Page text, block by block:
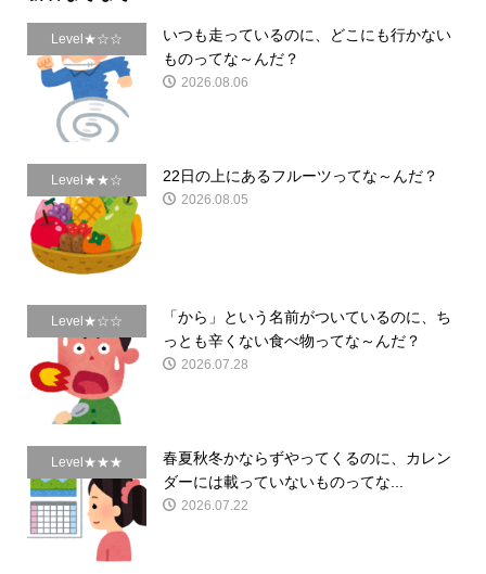
Level★☆☆
いつも走っているのに、どこにも行かない
ものってな～んだ？
2026.08.06
Level★★☆ 22日の上にあるフルーツってな～んだ？
2026.08.05
Level★☆☆
「から」という名前がついているのに、ち
っとも辛くない食べ物ってな～んだ？
2026.07.28
Level★★★
春夏秋冬かならずやってくるのに、カレン
ダーには載っていないものってな...
2026.07.22